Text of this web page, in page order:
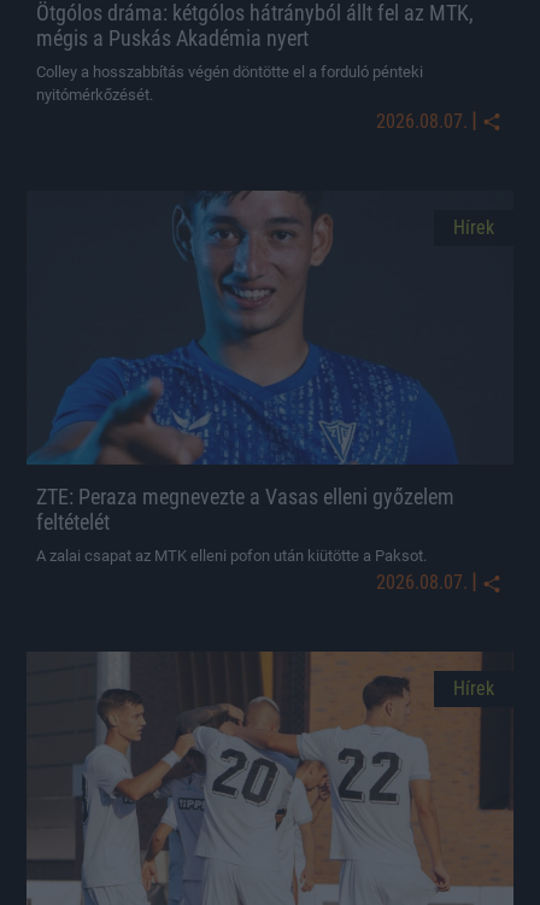
Ötgólos dráma: kétgólos hátrányból állt fel az MTK,
mégis a Puskás Akadémia nyert
Colley a hosszabbítás végén döntötte el a forduló pénteki
nyitómérkőzését.
2026.08.07. |
Hírek
ZTE: Peraza megnevezte a Vasas elleni győzelem
feltételét
A zalai csapat az MTK elleni pofon után kiütötte a Paksot.
2026.08.07. |
Hírek